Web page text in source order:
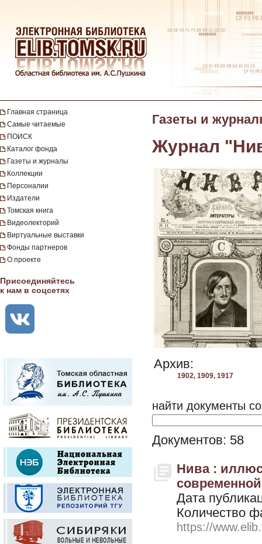
Главная страница
Самые читаемые
ПОИСК
Каталог фонда
Газеты и журналы
Коллекции
Персоналии
Издатели
Томская книга
Видеолекторий
Виртуальные выставки
Фонды партнеров
О проекте
Присоединяйтесь
к нам в соцсетях
Газеты и
Журнал
Архив:
1902, 1909, 1917
найти документы
Документов: 58
Нива :
Дата
Количество
https://